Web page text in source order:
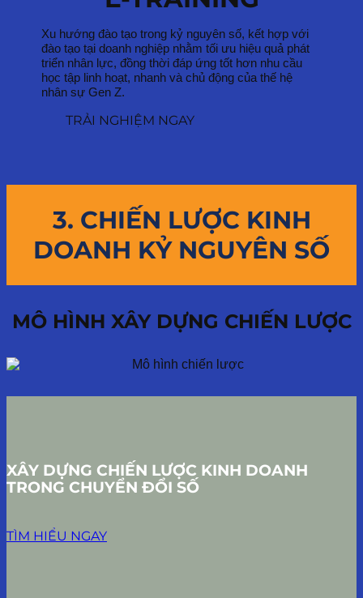
Xu hướng đào tạo trong kỷ nguyên số, kết hợp với
đào tạo tại doanh nghiệp nhằm tối ưu hiệu quả phát
triển nhân lực, đồng thời đáp ứng tốt hơn nhu cầu
học tập linh hoạt, nhanh và chủ động của thế hệ
nhân sự Gen Z.
TRẢI NGHIỆM NGAY
3. CHIẾN LƯỢC KINH
DOANH KỶ NGUYÊN SỐ
MÔ HÌNH XÂY DỰNG CHIẾN LƯỢC
XÂY DỰNG CHIẾN LƯỢC KINH DOANH
TRONG CHUYỂN ĐỔI SỐ
TÌM HIỂU NGAY